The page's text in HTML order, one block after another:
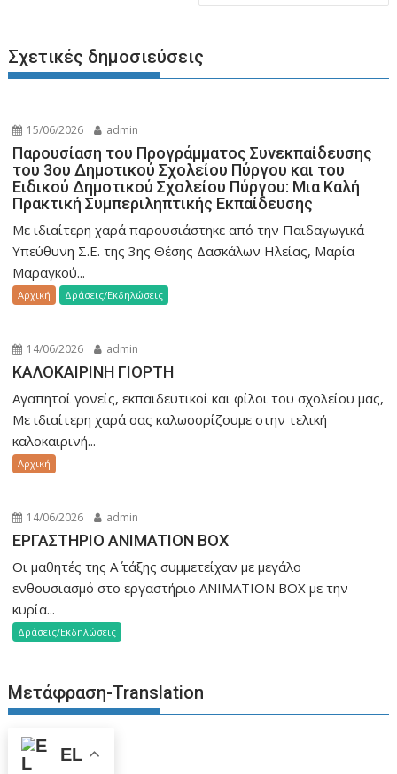
Σχετικές δημοσιεύσεις
15/06/2026 admin
Παρουσίαση του Προγράμματος Συνεκπαίδευσης
του 3ου Δημοτικού Σχολείου Πύργου και του
Ειδικού Δημοτικού Σχολείου Πύργου: Μια Καλή
Πρακτική Συμπεριληπτικής Εκπαίδευσης
Με ιδιαίτερη χαρά παρουσιάστηκε από την Παιδαγωγικά
Υπεύθυνη Σ.Ε. της 3ης Θέσης Δασκάλων Ηλείας, Μαρία
Μαραγκού...
Aρχική Δράσεις/Εκδηλώσεις
14/06/2026 admin
ΚΑΛΟΚΑΙΡΙΝΗ ΓΙΟΡΤΗ
Αγαπητοί γονείς, εκπαιδευτικοί και φίλοι του σχολείου μας,
Με ιδιαίτερη χαρά σας καλωσορίζουμε στην τελική
καλοκαιρινή...
Aρχική
14/06/2026 admin
ΕΡΓΑΣΤΗΡΙΟ ANIMATION BOX
Οι μαθητές της Α΄ τάξης συμμετείχαν με μεγάλο
ενθουσιασμό στο εργαστήριο ANIMATION BOX με την
κυρία...
Δράσεις/Εκδηλώσεις
Μετάφραση-Translation
EL